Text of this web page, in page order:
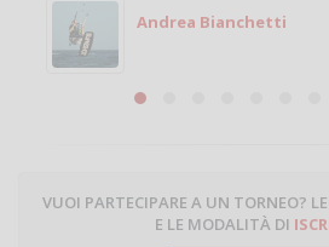
Michele
VUOI PARTECIPARE A UN TORNEO?
E LE MODALITÀ DI